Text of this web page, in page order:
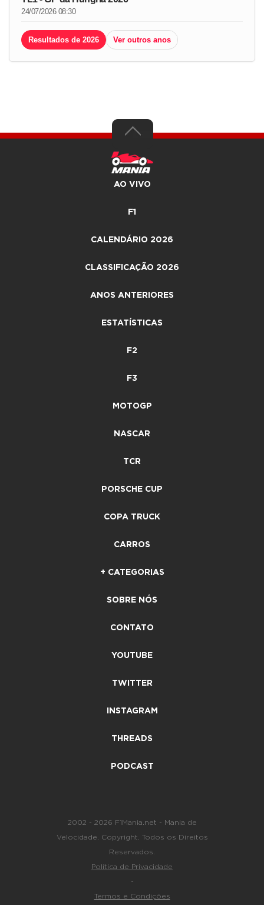
24/07/2026 08:30
Resultados de 2026 Ver outros anos
AO VIVO
F1
CALENDÁRIO 2026
CLASSIFICAÇÃO 2026
ANOS ANTERIORES
ESTATÍSTICAS
F2
F3
MOTOGP
NASCAR
TCR
PORSCHE CUP
COPA TRUCK
CARROS
+ CATEGORIAS
SOBRE NÓS
CONTATO
YOUTUBE
TWITTER
INSTAGRAM
THREADS
PODCAST
2002 - 2026 F1Mania.net - Mania de
Velocidade. Copyright. Todos os Direitos
Reservados.
Política de Privacidade
-
Termos e Condições